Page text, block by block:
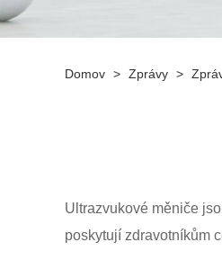
Domov > Zprávy >
Ultrazvukové měniče
poskytují zdravotníkům